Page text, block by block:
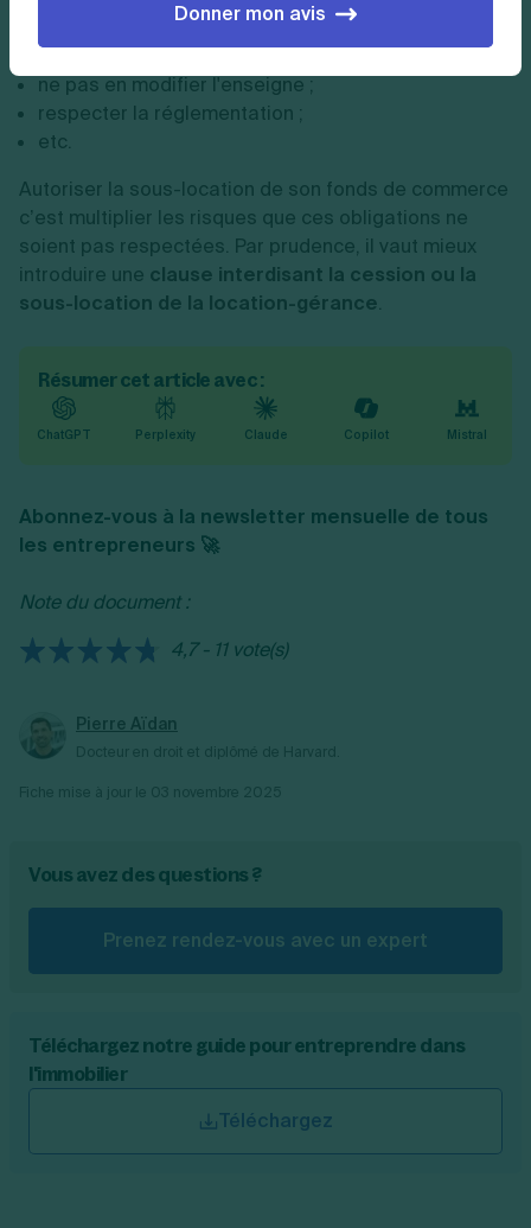
entretenir le matériel, les locaux et les éléments de
ne pas en modifier l'enseigne ;
respecter la réglementation ;
etc.
Autoriser la sous-location de son fonds de commerce
c’est multiplier les risques que ces obligations ne
soient pas respectées. Par prudence, il vaut mieux
introduire une clause interdisant la cession ou la
sous-location de la location-gérance.
Résumer cet article avec :
ChatGPT Perplexity Claude Copilot Mistral
Abonnez-vous à la newsletter mensuelle de tous
les entrepreneurs 🚀
Note du document :
4,7 - 11 vote(s)
Pierre Aïdan
Vous avez des questions ?
Prenez rendez-vous avec un expert
Téléchargez notre guide pour entreprendre dans
l'immobilier
Téléchargez
Donner mon avis